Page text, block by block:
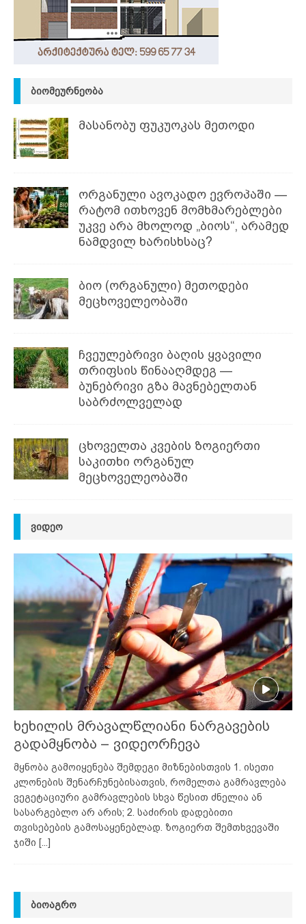
ᲑᲘᲝᲛᲔᲣᲠᲜᲔᲝᲑᲐ
მასანობუ ფუკუოკას მეთოდი
ორგანული ავოკადო ევროპაში —
რატომ ითხოვენ მომხმარებლები
უკვე არა მხოლოდ „ბიოს“, არამედ
ნამდვილ ხარისხსაც?
ბიო (ორგანული) მეთოდები
მეცხოველეობაში
ჩვეულებრივი ბაღის ყვავილი
თრიფსის წინააღმდეგ —
ბუნებრივი გზა მავნებელთან
საბრძოლველად
ცხოველთა კვების ზოგიერთი
საკითხი ორგანულ
მეცხოველეობაში
ᲕᲘᲓᲔᲝ
ხეხილის მრავალწლიანი ნარგავების
გადამყნობა – ვიდეორჩევა
მყნობა გამოიყენება შემდეგი მიზნებისთვის 1. ისეთი
კლონების შენარჩუნებისათვის, რომელთა გამრავლება
ვეგეტაციური გამრავლების სხვა წესით ძნელია ან
სასარგებლო არ არის; 2. საძირის დადებითი
თვისებების გამოსაყენებლად. ზოგიერთ შემთხვევაში
ჯიში [...]
ᲑᲘᲝᲐᲒᲠᲝ